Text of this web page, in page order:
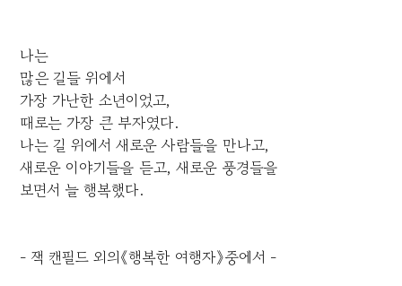
나는
많은 길들 위에서
가장 가난한 소년이었고,
때로는 가장 큰 부자였다.
나는 길 위에서 새로운 사람들을 만나고,
새로운 이야기들을 듣고, 새로운 풍경들을
보면서 늘 행복했다.
- 잭 캔필드 외의《행복한 여행자》중에서 -